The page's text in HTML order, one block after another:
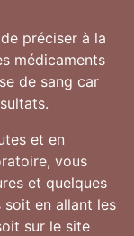
préciser à la
médicaments
de sang car
et en
vous
et quelques
soit en allant les
sur le site